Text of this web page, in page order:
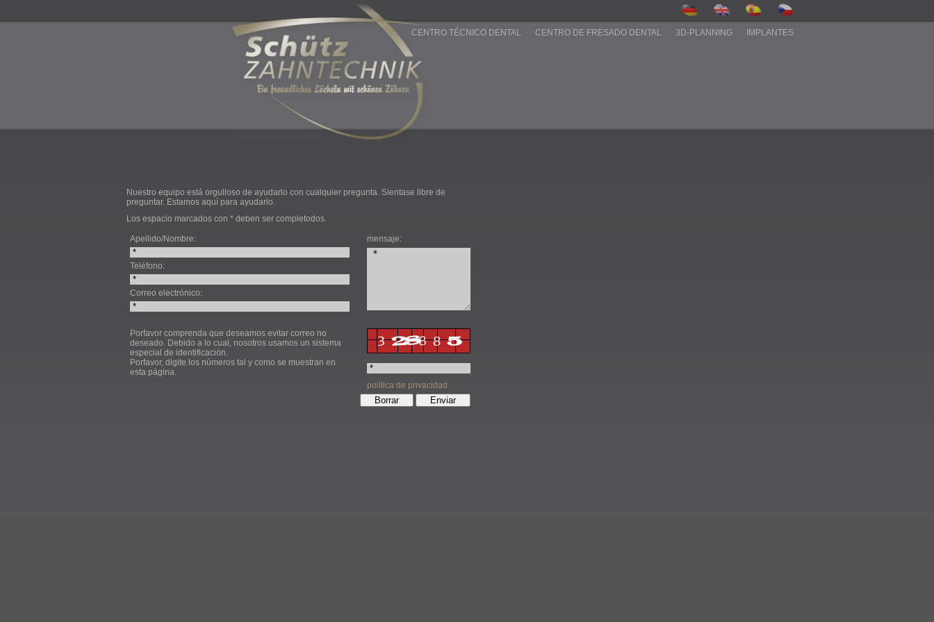
IMPLANTES
3D-PLANNING
CENTRO DE FRESADO DENTAL
CENTRO TÉCNICO DENTAL
Nuestro equipo está orgulloso de ayudarlo con cualquier pregunta. Sientase libre de
preguntar. Estamos aquí para ayudarlo.
Los espacio marcados con * deben ser completodos.
Apellido/Nombre: mensaje:
Teléfono:
Correo electrónico:
Porfavor comprenda que deseamos evitar correo no
deseado. Debido a lo cual, nosotros usamos un sistema
especial de identificación.
Porfavor, digite los números tal y como se muestran en
esta página.
política de privacidad